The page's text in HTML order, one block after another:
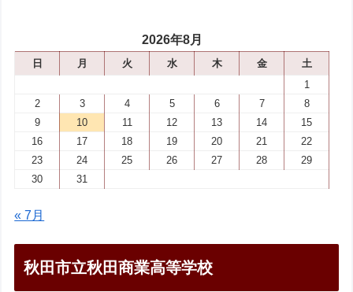
2026年8月
日 月 火 水 木 金
土
1
2
3 4 5 6 7
8
9
10 11 12 13 14
15
16
17 18 19 20 21
22
23
24 25 26 27 28
29
30
31
« 7月
秋田市立秋田商業高等学校